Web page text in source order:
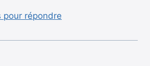
pour répondre